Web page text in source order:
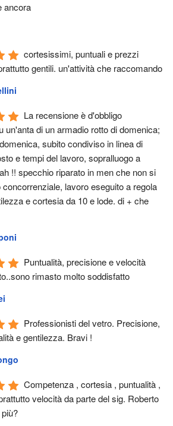
ancora
cortesissimi, puntuali e prezzi
gentili. un'attività che raccomando
La recensione è d'obbligo
un'anta di un armadio rotto di domenica;
subito condiviso in linea di
e tempi del lavoro, sopralluogo a
!! specchio riparato in men che non si
lavoro eseguito a regola
e cortesia da 10 e lode. di + che
Puntualità, precisione e velocità
rimasto molto soddisfatto
Professionisti del vetro. Precisione,
e gentilezza. Bravi !
Competenza , cortesia , puntualità ,
velocità da parte del sig. Roberto